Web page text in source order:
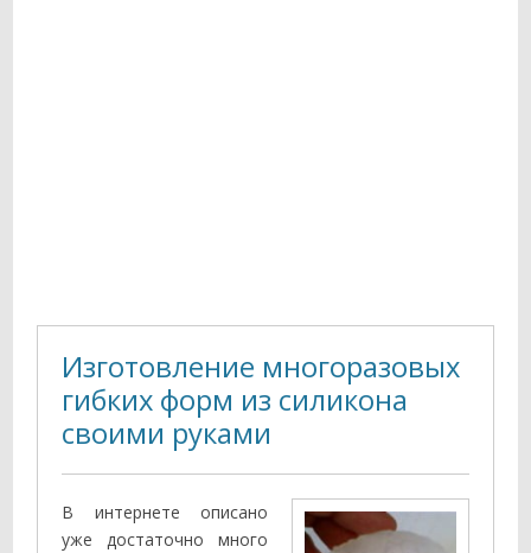
Изготовление многоразовых
гибких форм из силикона
своими руками
В интернете описано
уже достаточно много